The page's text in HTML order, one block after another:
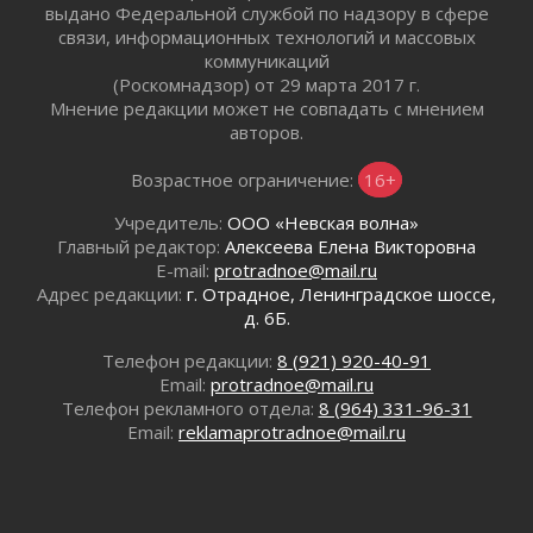
01 августа 2026
Не женское это дело...уверены?
01 августа 2026
Все силы в кулак
Айда на пляж!
Один в поле — не воин
01 августа 2026
Пик топливного кризиса в регионе прошёл
31 июля 2026
31 июля 2026
Ленинградцы — бойцам «Барс-Ленинградец»
31 июля 2026
выдано Федеральной службой по надзору в сфере
связи, информационных технологий и массовых
коммуникаций
(Роскомнадзор) от 29 марта 2017 г.
Мнение редакции может не совпадать с мнением
авторов.
Возрастное ограничение: 16+
Учредитель: ООО «Невская волна»
Главный редактор: Алексеева Елена Викторовна
E-mail: protradnoe@mail.ru
Адрес редакции: г. Отрадное, Ленинградское шоссе,
д. 6Б.
Телефон редакции: 8 (921) 920-40-91
Email: protradnoe@mail.ru
Телефон рекламного отдела: 8 (964) 331-96-31
Email: reklamaprotradnoe@mail.ru